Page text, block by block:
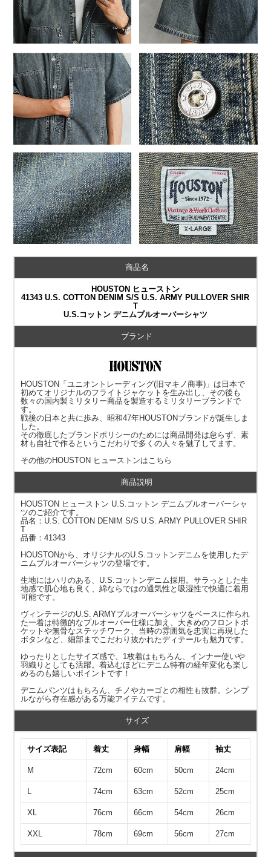
商品名
HOUSTON ヒューストン
41343 U.S. COTTON DENIM S/S U.S. ARMY PULLOVER SHIR
T
U.S.コットン デニムプルオーバーシャツ
ブランド
HOUSTON「ユニオントレーディング(旧マキノ商事)」は日本で
初めてオリジナルのフライトジャケットを生み出し、その後も
数々の国内製ミリタリー商品を製造するミリタリーブランドで
す。
戦後の日本と共に歩み、昭和47年HOUSTONブランドが誕生しま
した。
その徹底したブランドポリシーのためには商品開発は怠らず、素
材も自社で作るというこだわりで多くの人々を魅了してます。
その他のHOUSTON ヒューストンはこちら
商品説明
HOUSTON ヒューストン U.S.コットン デニムプルオーバーシャ
ツのご紹介です。
品名：U.S. COTTON DENIM S/S U.S. ARMY PULLOVER SHIR
T
品番：41343
HOUSTONから、オリジナルのU.S.コットンデニムを使用したデ
ニムプルオーバーシャツの登場です。
生地にはハリのある、U.S.コットンデニム採用。サラっとした生
地感で肌心地も良く、綿ならではの通気性と吸湿性で快適に着用
可能です。
ヴィンテージのU.S. ARMYプルオーバーシャツをベースに作られ
た一着は特徴的なプルオーバー仕様に加え、大きめのフロントポ
ケットや無骨なステッチワーク、当時の雰囲気を忠実に再現した
ボタンなど、細部までこだわり抜かれたディテールも魅力です。
ゆったりとしたサイズ感で、1枚着はもちろん、インナー使いや
羽織りとしても活躍。着込むほどにデニム特有の経年変化も楽し
めるのも嬉しいポイントです！
デニムパンツはもちろん、チノやカーゴとの相性も抜群。シンプ
ルながら存在感がある万能アイテムです。
サイズ
サイズ表記 着丈 身幅 肩幅 袖丈
M 72cm 60cm 50cm 24cm
L 74cm 63cm 52cm 25cm
XL 76cm 66cm 54cm 26cm
XXL 78cm 69cm 56cm 27cm